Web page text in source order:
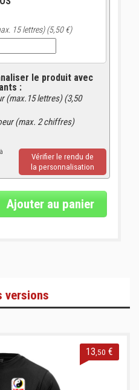
15 lettres) (5,50 €)
le produit avec
:
(max.15 lettres) (3,50
(max. 2 chiffres)
Vérifier le rendu de
la personnalisation
Ajouter au panier
versions
13 ,50 €